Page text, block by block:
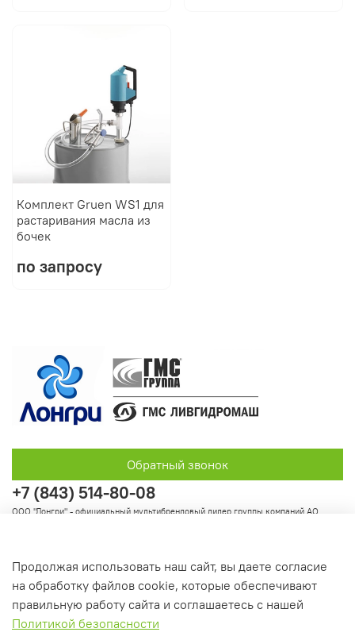
Комплект Gruen WS1 для
растаривания масла из
бочек
по запросу
Информация
+7 (843) 514-80-08
ООО "Лонгри" - официальный мультибрендовый дилер группы компаний АО
Обратный звонок
Продолжая использовать наш сайт, вы даете согласие
на обработку файлов cookie, которые обеспечивают
правильную работу сайта и соглашаетесь с нашей
Политикой безопасности